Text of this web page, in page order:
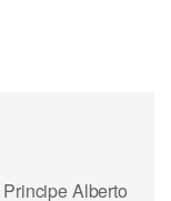
Alberto